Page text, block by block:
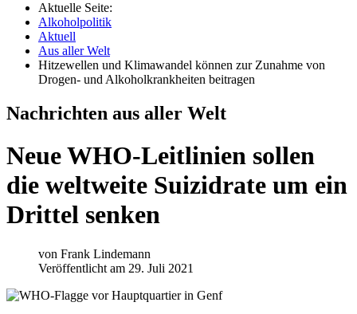
Aktuelle Seite:
Alkoholpolitik
Aktuell
Aus aller Welt
Hitzewellen und Klimawandel können zur Zunahme von
Drogen- und Alkoholkrankheiten beitragen
Nachrichten aus aller Welt
Neue WHO-Leitlinien sollen
die weltweite Suizidrate um ein
Drittel senken
von Frank Lindemann
Veröffentlicht am 29. Juli 2021